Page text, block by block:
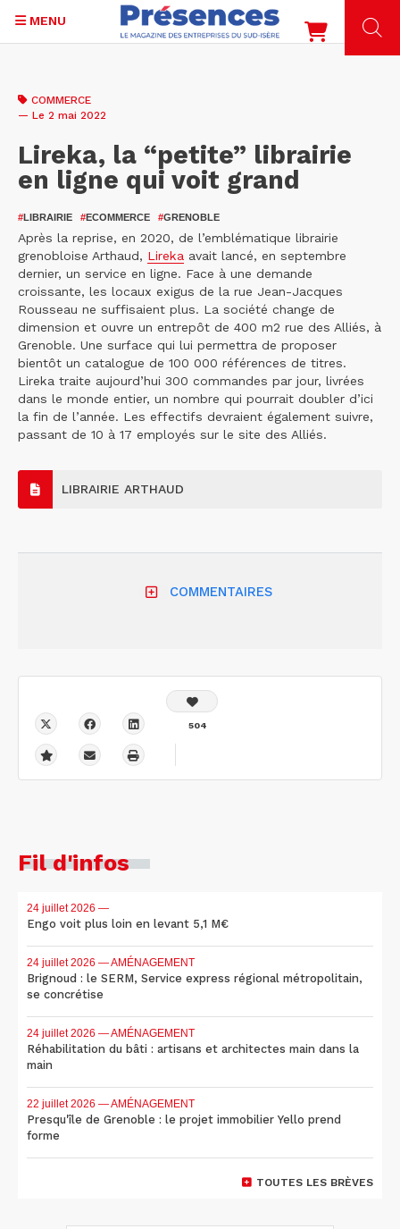
contenu
MENU
COMMERCE
— Le 2 mai 2022
Lireka, la “petite” librairie
en ligne qui voit grand
#LIBRAIRIE #ECOMMERCE #GRENOBLE
Après la reprise, en 2020, de l’emblématique librairie
grenobloise Arthaud, Lireka avait lancé, en septembre
dernier, un service en ligne. Face à une demande
croissante, les locaux exigus de la rue Jean-Jacques
Rousseau ne suffisaient plus. La société change de
dimension et ouvre un entrepôt de 400 m2 rue des Alliés, à
Grenoble. Une surface qui lui permettra de proposer
bientôt un catalogue de 100 000 références de titres.
Lireka traite aujourd’hui 300 commandes par jour, livrées
dans le monde entier, un nombre qui pourrait doubler d’ici
la fin de l’année. Les effectifs devraient également suivre,
passant de 10 à 17 employés sur le site des Alliés.
LIBRAIRIE ARTHAUD
COMMENTAIRES
504
Fil d'infos
24 juillet 2026 —
Engo voit plus loin en levant 5,1 M€
24 juillet 2026 — AMÉNAGEMENT
Brignoud : le SERM, Service express régional métropolitain,
se concrétise
24 juillet 2026 — AMÉNAGEMENT
Réhabilitation du bâti : artisans et architectes main dans la
main
22 juillet 2026 — AMÉNAGEMENT
Presqu'île de Grenoble : le projet immobilier Yello prend
forme
TOUTES LES BRÈVES